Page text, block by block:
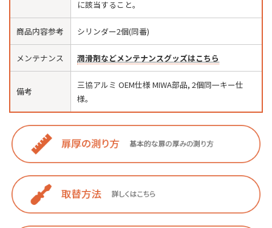
に該当すること。
商品内容参考 シリンダー2個(同番)
メンテナンス 潤滑剤などメンテナンスグッズはこちら
備考
三協アルミ OEM仕様 MIWA部品, 2個同一キー仕
様。